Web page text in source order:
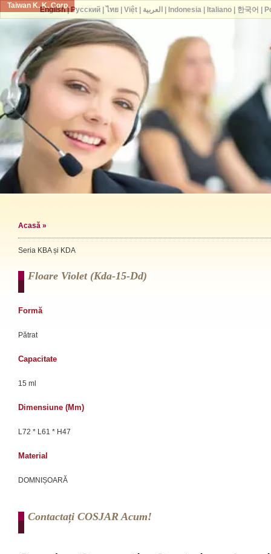
Taiwan K. K. Corp.
Acasă »
Seria KBA și KDA
Floare Violet (kda-15-Dd)
Formă
Pătrat
Capacitate
15 ml
Dimensiune (mm)
L72 * L61 * H47
Material
DOMNIȘOARĂ
Contactați COSJAR Acum!
English| Русский| ไทย| Việt| العربية Indonesia| Italiano| 한국어